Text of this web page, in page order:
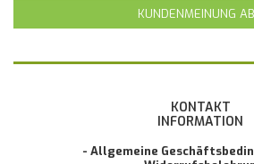
KUNDENMEINUNG
KONTAKT
INFORMATION
- Allgemeine